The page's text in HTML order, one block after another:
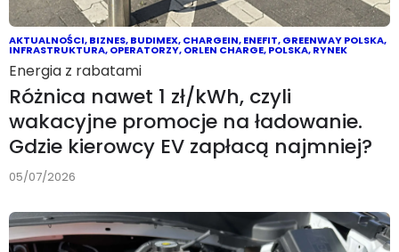
AKTUALNOŚCI,BIZNES,BUDIMEX,CHARGEIN,ENEFIT,GREENWAY POLSKA,
INFRASTRUKTURA,OPERATORZY,ORLEN CHARGE,POLSKA,RYNEK
Energia z rabatami
Różnica nawet 1 zł/kWh, czyli
wakacyjne promocje na ładowanie.
Gdzie kierowcy EV zapłacą najmniej?
05/07/2026